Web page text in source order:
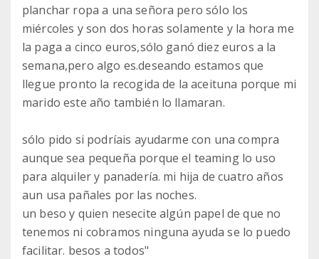
planchar ropa a una señora pero sólo los
miércoles y son dos horas solamente y la hora me
la paga a cinco euros,sólo ganó diez euros a la
semana,pero algo es.deseando estamos que
llegue pronto la recogida de la aceituna porque mi
marido este año también lo llamaran.
sólo pido si podríais ayudarme con una compra
aunque sea pequeña porque el teaming lo uso
para alquiler y panadería. mi hija de cuatro años
aun usa pañales por las noches.
un beso y quien nesecite algún papel de que no
tenemos ni cobramos ninguna ayuda se lo puedo
facilitar. besos a todos"